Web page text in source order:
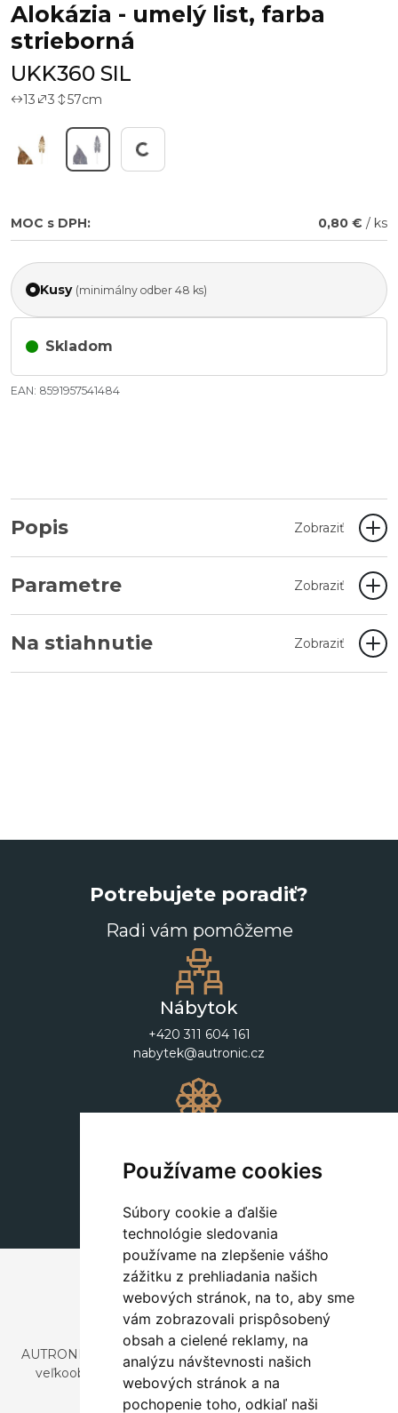
Používame cookies
Súbory cookie a ďalšie
technológie sledovania
používame na zlepšenie vášho
zážitku z prehliadania našich
webových stránok, na to, aby sme
vám zobrazovali prispôsobený
obsah a cielené reklamy, na
analýzu návštevnosti našich
webových stránok a na
pochopenie toho, odkiaľ naši
Alokázia - umelý list, farba
strieborná
UKK360 SIL
13 3 57cm
Working...
MOC s DPH: 0,80 € / ks
Kusy (minimálny odber 48 ks)
Skladom
EAN: 8591957541484
Popis Zobraziť
Parametre Zobraziť
Na stiahnutie Zobraziť
Potrebujete poradiť?
Radi vám pomôžeme
Nábytok
+420 311 604 161
nabytek@autronic.cz
+420 311 604 182
dekorace@autronic.cz
AUTRONIC, s.r.o. je spoločnosť zaoberajúca sa dovozom a
veľkoobchodným predajom dizajnového aj štýlového
nábytku a dekorácií.